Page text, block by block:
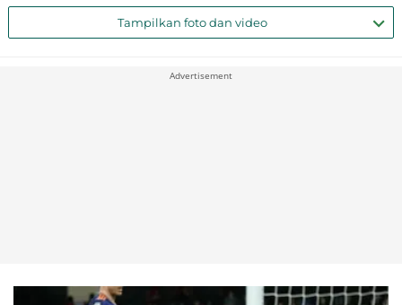
Tampilkan foto dan video
Advertisement